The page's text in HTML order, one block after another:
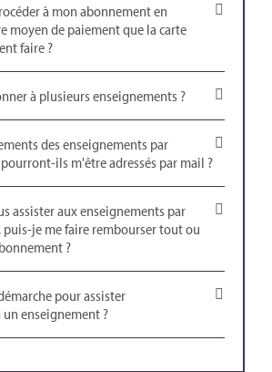
à mon abonnement en
moyen de paiement que la carte
faire ?
à plusieurs enseignements ?
des enseignements par
ils m'être adressés par mail ?
assister aux enseignements par
puis-je me faire rembourser tout ou
?
pour assister
enseignement ?